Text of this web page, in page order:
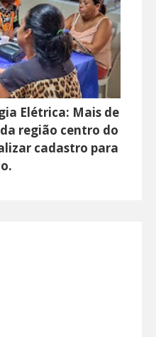
Elétrica: Mais de
região centro do
cadastro para